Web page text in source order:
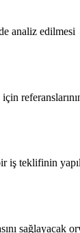
analiz edilmesi
iş teklifinin
sağlayacak